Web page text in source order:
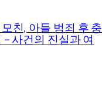
친, 아들 범죄 후 충
– 사건의 진실과 여